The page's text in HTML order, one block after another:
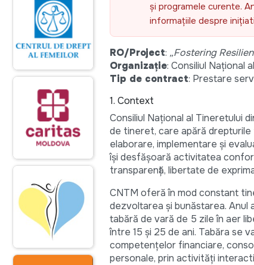
și programele curente.
informațiile despre
RO/Project: „Fostering
Organizație: Consiliul Național
Tip de contract: Prestare
1. Context
Consiliul Național al Tineretului
de tineret, care apără
elaborare, implementare și
își desfășoară activitatea
transparență, libertate de
CNTM oferă în mod constant
dezvoltarea și bunăstarea. Anul
tabără de vară de 5 zile în aer
între 15 și 25 de ani. Tabăra se
competențelor financiare,
personale, prin activități